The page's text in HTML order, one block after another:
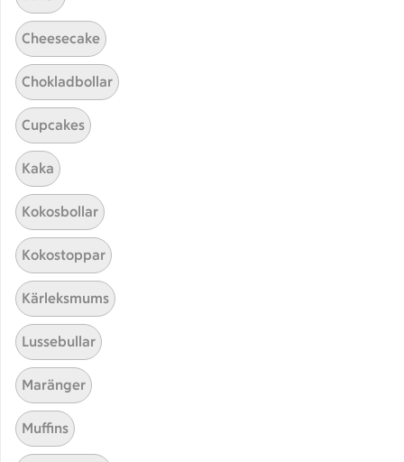
Testa att söka på något nytt, eller ta bort något av
Smoothie
Cheesecake
Chokladbollar
Cupcakes
Kaka
Kokosbollar
Kokostoppar
Kärleksmums
Lussebullar
Maränger
Muffins